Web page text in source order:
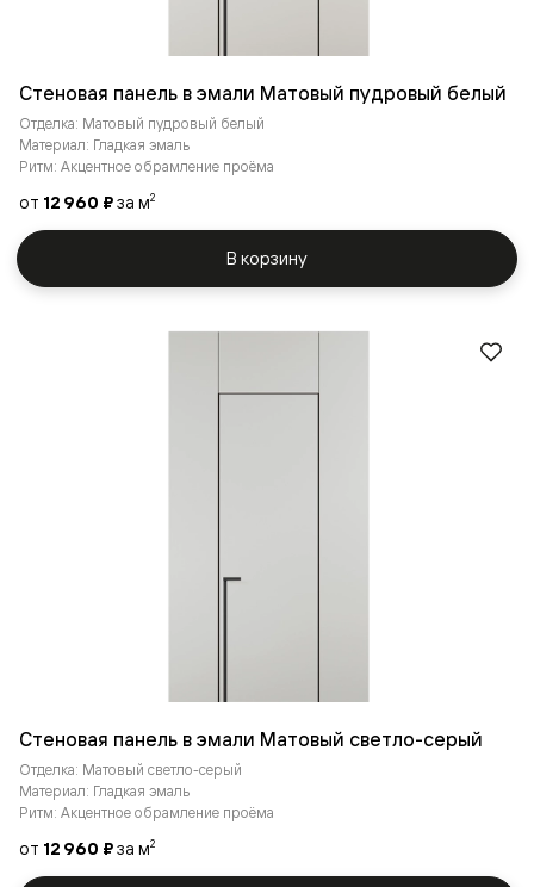
Стеновая панель в эмали Матовый пудровый белый
Отделка: Матовый пудровый белый
Материал: Гладкая эмаль
Ритм: Акцентное обрамление проёма
от 12 960 ₽за м2
В корзину
Стеновая панель в эмали Матовый светло-серый
Отделка: Матовый светло-серый
Материал: Гладкая эмаль
Ритм: Акцентное обрамление проёма
от 12 960 ₽за м2